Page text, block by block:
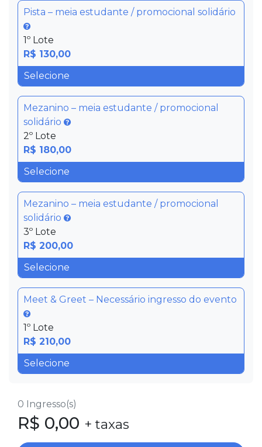
Pista – meia estudante / promocional solidário
1º Lote
R$ 130,00
Mezanino – meia estudante / promocional
solidário
2º Lote
R$ 180,00
Mezanino – meia estudante / promocional
solidário
3º Lote
R$ 200,00
Meet & Greet – Necessário ingresso do evento
1º Lote
R$ 210,00
0 Ingresso(s)
R$ 0,00 + taxas